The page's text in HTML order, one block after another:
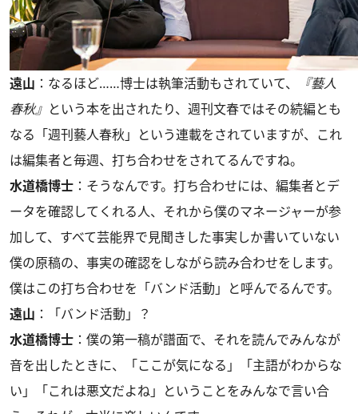
遠山 ：なるほど……博士は執筆活動もされていて、
『藝人
春秋』 という本を出されたり、週刊文春ではその続編とも
なる「週刊藝人春秋」という連載をされていますが、これ
は編集者と毎週、打ち合わせをされてるんですね。
水道橋博士 ：そうなんです。打ち合わせには、編集者とデ
ータを確認してくれる人、それから僕のマネージャーが参
加して、すべて芸能界で見聞きした事実しか書いていない
僕の原稿の、事実の確認をしながら読み合わせをします。
僕はこの打ち合わせを「バンド活動」と呼んでるんです。
遠山 ：「バンド活動」？
水道橋博士 ：僕の第一稿が譜面で、それを読んでみんなが
音を出したときに、「ここが気になる」「主語がわからな
い」「これは悪文だよね」ということをみんなで言い合